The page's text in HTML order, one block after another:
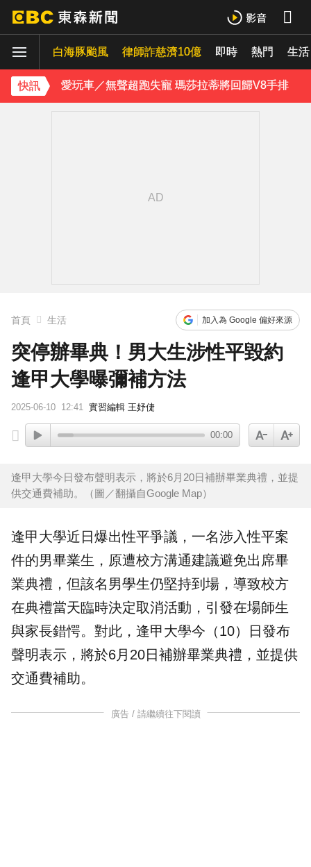
白海豚颱風 律師詐慈濟10億 即時 熱門 生活
快訊
貨車失控撞上民宅 車頭撞凹駕駛傷重不治
喉嚨痛別輕忽！醫揭口咽癌4警訊 不菸不酒也可能中招
愛玩車／無聲超跑失寵 瑪莎拉蒂將回歸V8手排
首頁 生活 加入為 Google 偏好來源
突停辦畢典！男大生涉性平毀約
逢甲大學曝彌補方法
2025-06-10 12:41 實習編輯 王妤倢
00:00
逢甲大學今日發布聲明表示，將於6月20日補辦畢業典禮，並提
供交通費補助。（圖／翻攝自Google Map）
逢甲大學近日爆出性平爭議 ，一名涉入性平案
件的男畢業生，原遭校方溝通建議避免出席畢
業典禮 ，但該名男學生仍堅持到場，導致校方
在典禮當天臨時決定取消活動，引發在場師生
與家長錯愕。對此，逢甲大學今（10）日發布
聲明表示，將於6月20日補辦畢業典禮，並提供
交通費補助。
廣告 / 請繼續往下閱讀